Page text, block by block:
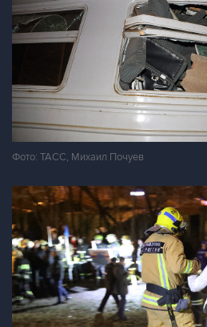
Фото: ТАСС, Михаил Почуев